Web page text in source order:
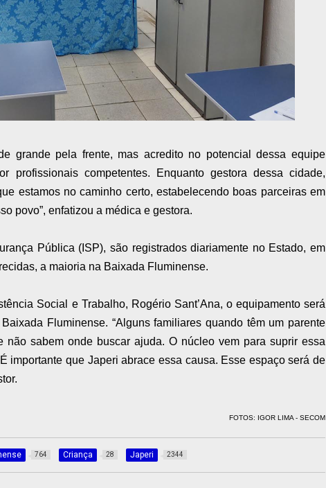
grande pela frente, mas acredito no potencial dessa equipe
profissionais competentes. Enquanto gestora dessa cidade,
estamos no caminho certo, estabelecendo boas parceiras em
povo”, enfatizou a médica e gestora.
Pública (ISP), são registrados diariamente no Estado, em
a maioria na Baixada Fluminense.
Social e Trabalho, Rogério Sant’Ana, o equipamento será
Fluminense. “Alguns familiares quando têm um parente
não sabem onde buscar ajuda. O núcleo vem para suprir essa
importante que Japeri abrace essa causa. Esse espaço será de
FOTOS: IGOR LIMA - SECOM
764 Criança 28 Japeri 2344